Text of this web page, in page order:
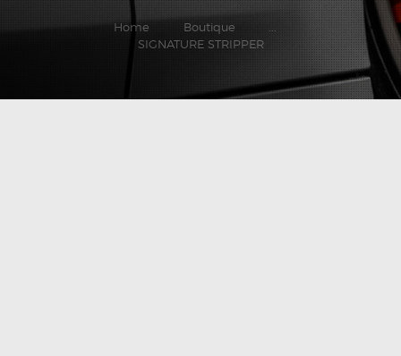
Home Boutique
SIGNATURE STRIPPER